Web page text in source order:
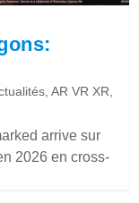
,AR VR XR
arrive sur
2026 en cross-